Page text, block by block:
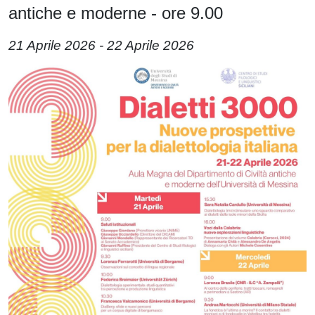
antiche e moderne - ore 9.00
21 Aprile 2026 - 22 Aprile 2026
Immagine